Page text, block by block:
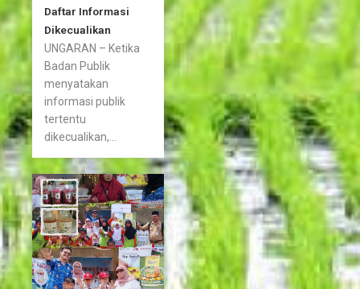
Daftar Informasi
Dikecualikan
UNGARAN – Ketika
Badan Publik
menyatakan
informasi publik
tertentu
dikecualikan,...